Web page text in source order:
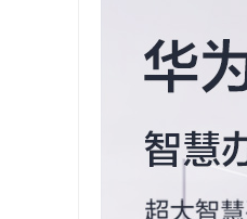
会议设备
会议平板 碎纸机